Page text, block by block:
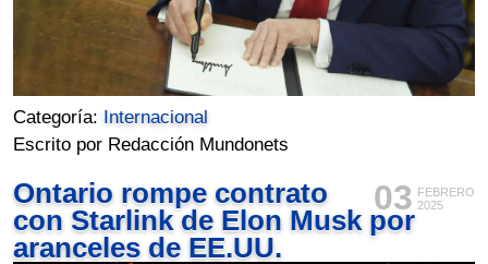
Categoría: Internacional
Escrito por Redacción Mundonets
03 FEBRERO
2025
Ontario rompe contrato
con Starlink de Elon Musk por
aranceles de EE.UU.